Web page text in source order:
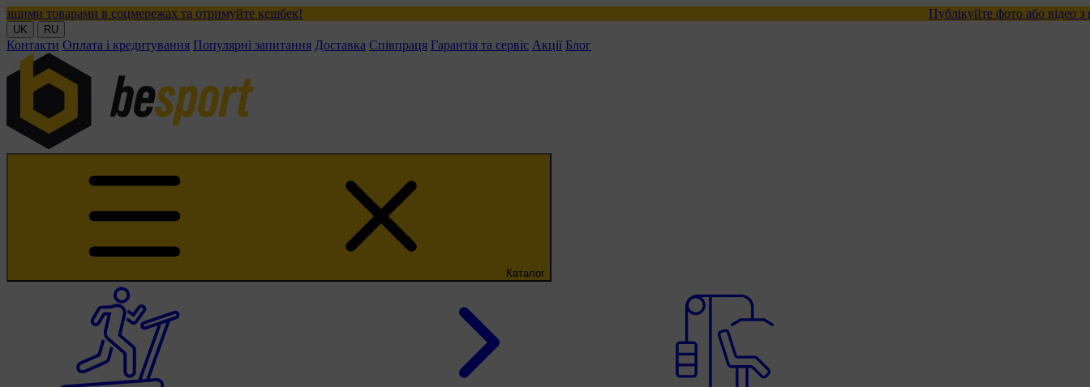
в соцмережах та отримуйте кешбек! Публікуйте фото або відео з нашими
UK RU
Контакти Оплата і кредитування Популярні запитання Доставка Співпраця Гарантія та сервіс Акції Блог
Каталог